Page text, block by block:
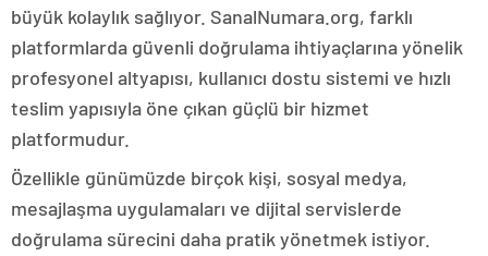
büyük kolaylık sağlıyor. SanalNumara.org, farklı
platformlarda güvenli doğrulama ihtiyaçlarına yönelik
profesyonel altyapısı, kullanıcı dostu sistemi ve hızlı
teslim yapısıyla öne çıkan güçlü bir hizmet
platformudur.
Özellikle günümüzde birçok kişi, sosyal medya,
mesajlaşma uygulamaları ve dijital servislerde
doğrulama sürecini daha pratik yönetmek istiyor.